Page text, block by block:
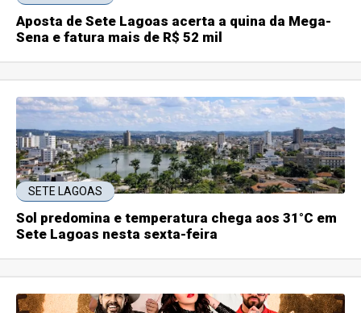
Aposta de Sete Lagoas acerta a quina da Mega-
Sena e fatura mais de R$ 52 mil
SETE LAGOAS
Sol predomina e temperatura chega aos 31°C em
Sete Lagoas nesta sexta-feira